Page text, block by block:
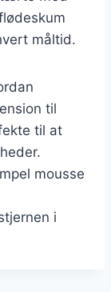
måltid.
til
til at
mousse
i